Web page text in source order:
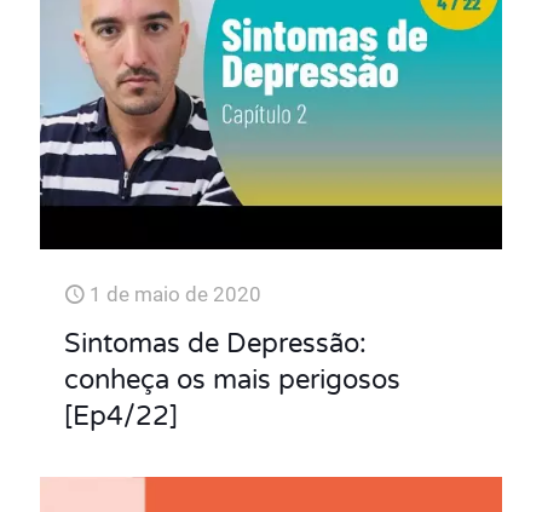
1 de maio de 2020
Sintomas de Depressão:
conheça os mais perigosos
[Ep4/22]